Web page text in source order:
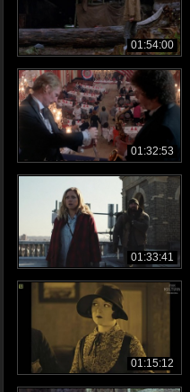
01:54:00
01:32:53
01:33:41
01:15:12